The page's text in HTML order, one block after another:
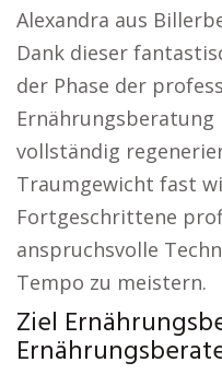
Alexandra aus
Dank dieser
der Phase der
vollständig
Traumgewicht fast
Fortgeschrittene
anspruchsvolle
Tempo zu meistern.
Ziel